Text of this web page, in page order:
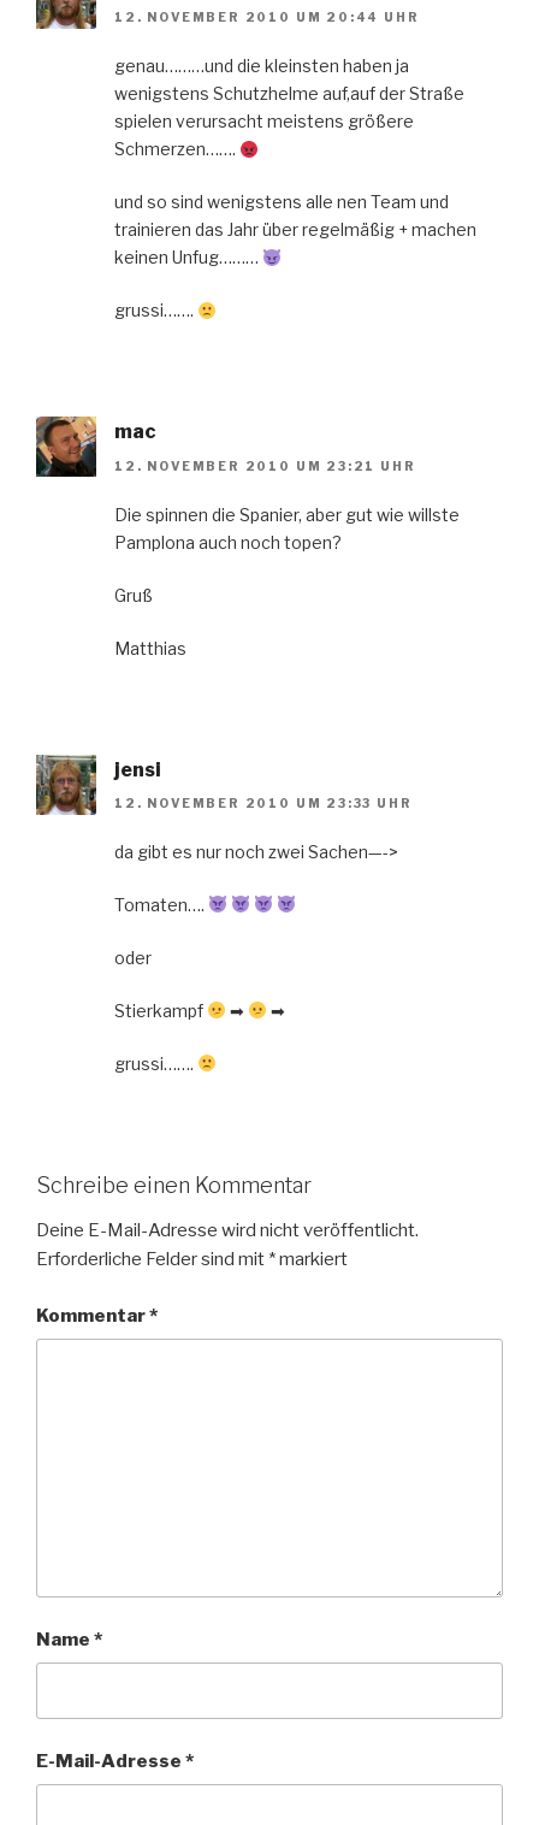
12. NOVEMBER 2010 UM 20:44 UHR
genau………und die kleinsten haben ja
wenigstens Schutzhelme auf,auf der Straße
spielen verursacht meistens größere
Schmerzen…….
und so sind wenigstens alle nen Team und
trainieren das Jahr über regelmäßig + machen
keinen Unfug………
grussi…….
mac
12. NOVEMBER 2010 UM 23:21 UHR
Die spinnen die Spanier, aber gut wie willste
Pamplona auch noch topen?
Gruß
Matthias
jensi
12. NOVEMBER 2010 UM 23:33 UHR
da gibt es nur noch zwei Sachen—->
Tomaten….
oder
Stierkampf ➡ ➡
grussi…….
Schreibe einen Kommentar
Deine E-Mail-Adresse wird nicht veröffentlicht.
Erforderliche Felder sind mit *markiert
Kommentar*
Name *
E-Mail-Adresse *